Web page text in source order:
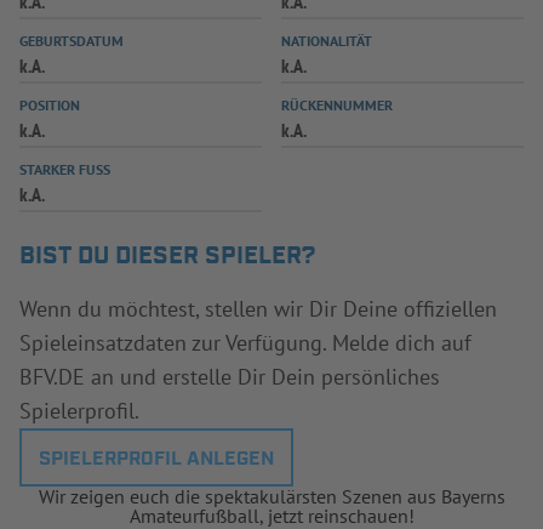
SPIELPLUS
GEBURTSDATUM
k.A.
NATIONALITÄT
k.A.
POSITION
k.A.
RÜCKENNUMMER
k.A.
STARKER FUSS
k.A.
BIST DU DIESER SPIELER?
Wenn du möchtest, stellen wir Dir Deine offiziellen
Spieleinsatzdaten zur Verfügung. Melde dich auf
BFV.DE an und erstelle Dir Dein persönliches
Spielerprofil.
SPIELERPROFIL ANLEGEN
Wir zeigen euch die spektakulärsten Szenen aus Bayerns
Amateurfußball, jetzt reinschauen!